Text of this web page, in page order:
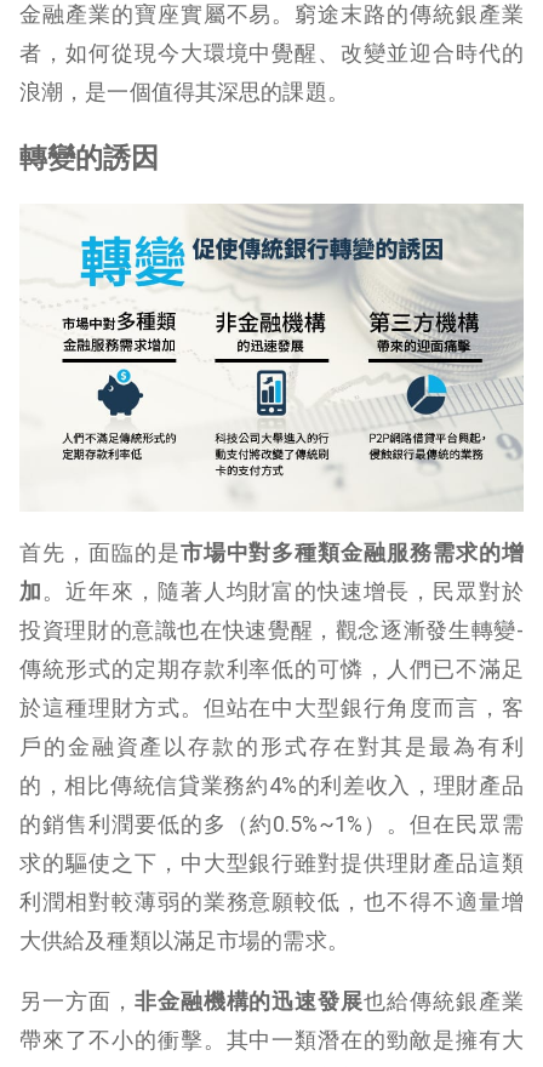
金融產業的寶座實屬不易。窮途末路的傳統銀產業
者，如何從現今大環境中覺醒、改變並迎合時代的
浪潮，是一個值得其深思的課題。
轉變的誘因
首先，面臨的是市場中對多種類金融服務需求的增
加。近年來，隨著人均財富的快速增長，民眾對於
投資理財的意識也在快速覺醒，觀念逐漸發生轉變-
傳統形式的定期存款利率低的可憐，人們已不滿足
於這種理財方式。但站在中大型銀行角度而言，客
戶的金融資產以存款的形式存在對其是最為有利
的，相比傳統信貸業務約4%的利差收入，理財產品
的銷售利潤要低的多（約0.5%~1%）。但在民眾需
求的驅使之下，中大型銀行雖對提供理財產品這類
利潤相對較薄弱的業務意願較低，也不得不適量增
大供給及種類以滿足市場的需求。
另一方面， 非金融機構的迅速發展也給傳統銀產業
帶來了不小的衝擊。其中一類潛在的勁敵是擁有大